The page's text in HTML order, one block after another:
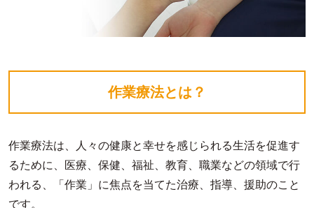
作業療法とは？
作業療法は、人々の健康と幸せを感じられる生活を促進す
るために、医療、保健、福祉、教育、職業などの領域で行
われる、「作業」に焦点を当てた治療、指導、援助のこと
です。